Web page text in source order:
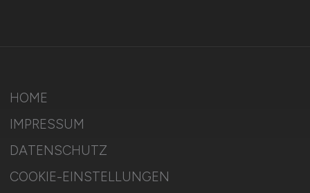
HOME
IMPRESSUM
DATENSCHUTZ
COOKIE-EINSTELLUNGEN